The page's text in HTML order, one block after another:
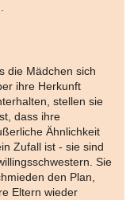
die Mädchen sich
ihre Herkunft
stellen sie
dass ihre
Ähnlichkeit
Zufall ist - sie sind
Sie
den Plan,
Eltern wieder